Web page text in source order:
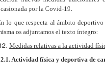
por la Covid-19.
lo que respecta al ámbito
os adjuntamos el texto íntegro:
Medidas relativas a la actividad
Actividad física y deportiva de